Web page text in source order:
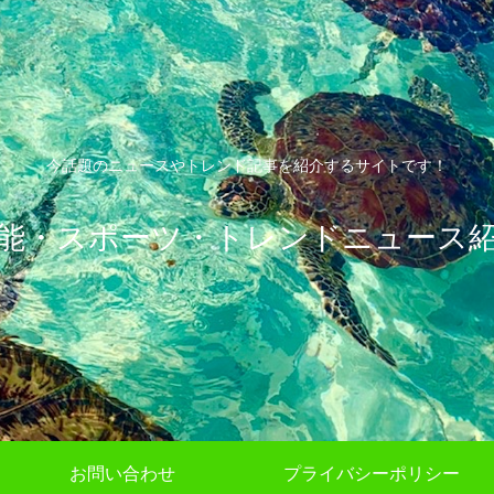
今話題のニュースやトレンド記事を紹介するサイトです！
・スポーツ・トレンドニュース
お問い合わせ プライバシーポリシー